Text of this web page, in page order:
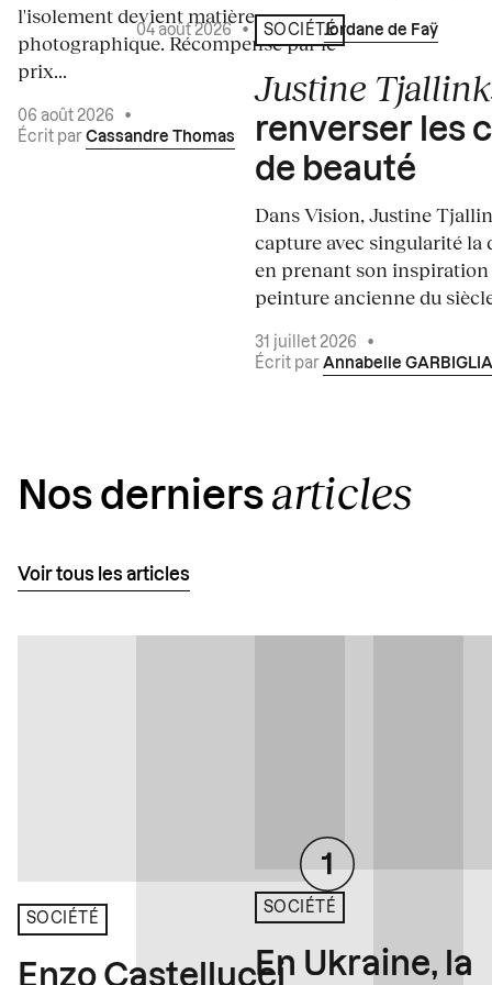
l'isolement devient matière
photographique. Récompensé par le
prix...
06 août 2026
•
Écrit par Cassandre Thomas
04 août 2026 • Écrit par Jordane de Faÿ
SOCIÉTÉ
Justine
renverser les
de beauté
Dans Vision, Justine
capture avec singularité la
en prenant son inspiration
peinture ancienne du
31 juillet 2026
•
Écrit par Annabelle GARBIGLIA
Nos derniers articles
Voir tous les articles
SOCIÉTÉ
Enzo Castellucci
SOCIÉTÉ
En Ukraine, la